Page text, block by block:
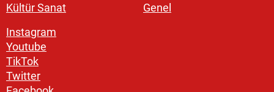
Kültür Sanat
Genel
Instagram
Youtube
TikTok
Twitter